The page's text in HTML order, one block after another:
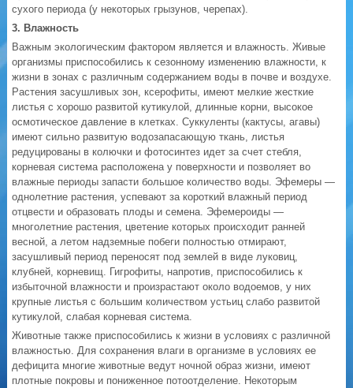
сухого периода (у некоторых грызунов, черепах).
3. Влажность
Важным экологическим фактором является и влажность. Живые
организмы приспособились к сезонному изменению влажности, к
жизни в зонах с различным содержанием воды в почве и воздухе.
Растения засушливых зон, ксерофиты, имеют мелкие жесткие
листья с хорошо развитой кутикулой, длинные корни, высокое
осмотическое давление в клетках. Суккуленты (кактусы, агавы)
имеют сильно развитую водозапасающую ткань, листья
редуцированы в колючки и фотосинтез идет за счет стебля,
корневая система расположена у поверхности и позволяет во
влажные периоды запасти большое количество воды. Эфемеры —
однолетние растения, успевают за короткий влажный период
отцвести и образовать плоды и семена. Эфемероиды —
многолетние растения, цветение которых происходит ранней
весной, а летом надземные побеги полностью отмирают,
засушливый период переносят под землей в виде луковиц,
клубней, корневищ. Гигрофиты, напротив, приспособились к
избыточной влажности и произрастают около водоемов, у них
крупные листья с большим количеством устьиц слабо развитой
кутикулой, слабая корневая система.
Животные также приспособились к жизни в условиях с различной
влажностью. Для сохранения влаги в организме в условиях ее
дефицита многие животные ведут ночной образ жизни, имеют
плотные покровы и пониженное потоотделение. Некоторым